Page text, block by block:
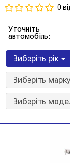
0
Уточніть
автомобіль:
Виберіть рік
Виберіть марку
Виберіть